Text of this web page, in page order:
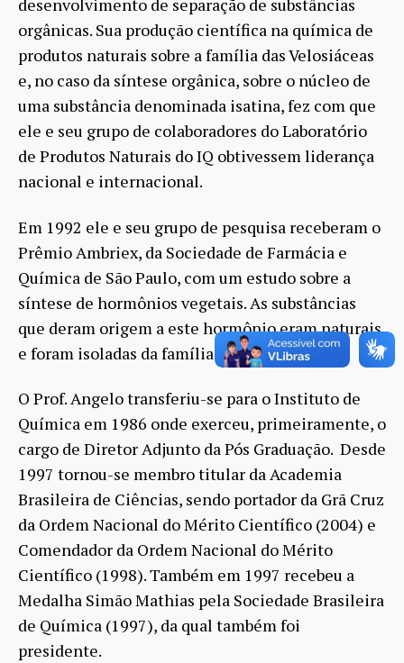
desenvolvimento de separação de substâncias
orgânicas. Sua produção científica na química de
produtos naturais sobre a família das Velosiáceas
e, no caso da síntese orgânica, sobre o núcleo de
uma substância denominada isatina, fez com que
ele e seu grupo de colaboradores do Laboratório
de Produtos Naturais do IQ obtivessem liderança
nacional e internacional.
Em 1992 ele e seu grupo de pesquisa receberam o
Prêmio Ambriex, da Sociedade de Farmácia e
Química de São Paulo, com um estudo sobre a
síntese de hormônios vegetais. As substâncias
que deram origem a este hormônio eram naturais
e foram isoladas da família das Velosiáceas.
O Prof. Angelo transferiu-se para o Instituto de
Química em 1986 onde exerceu, primeiramente, o
cargo de Diretor Adjunto da Pós Graduação. Desde
1997 tornou-se membro titular da Academia
Brasileira de Ciências, sendo portador da Grã Cruz
da Ordem Nacional do Mérito Científico (2004) e
Comendador da Ordem Nacional do Mérito
Científico (1998). Também em 1997 recebeu a
Medalha Simão Mathias pela Sociedade Brasileira
de Química (1997), da qual também foi
presidente.